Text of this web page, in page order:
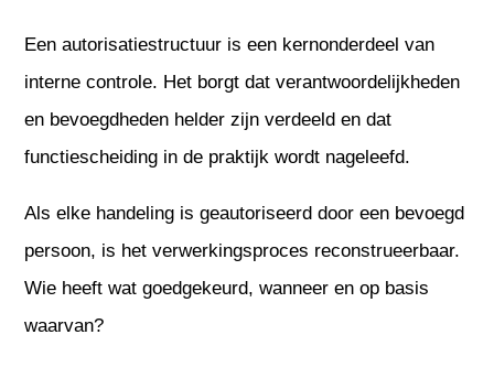
Een autorisatiestructuur is een kernonderdeel van
interne controle. Het borgt dat verantwoordelijkheden
en bevoegdheden helder zijn verdeeld en dat
functiescheiding in de praktijk wordt nageleefd.
Als elke handeling is geautoriseerd door een bevoegd
persoon, is het verwerkingsproces reconstrueerbaar.
Wie heeft wat goedgekeurd, wanneer en op basis
waarvan?